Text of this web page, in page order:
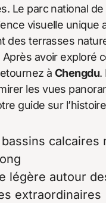
Le parc national
visuelle unique
des terrasses
Après avoir exploré
à Chengdu.
les vues
guide sur
calcaires
légère autour
extraordinaires